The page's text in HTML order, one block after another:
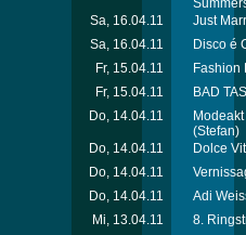
Sa, 16.04.11
Just
Sa, 16.04.11
Disco é
Fr, 15.04.11
Fashion
Fr, 15.04.11
BAD
Do, 14.04.11
(Stefan)
Do, 14.04.11
Dolce
Do, 14.04.11
Do, 14.04.11
Adi
Mi, 13.04.11
8.